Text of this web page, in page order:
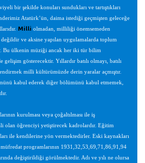
bir şekilde konuları sundukları ve tartıştıkları
Atatürk’ün, daima istediği geçmişten geleceğe
Milli olmadan, milliliği önemsemeden
ve aksine yapılan uygulamalarda toplum
Bu ülkenin müziği ancak her iki tür bilim
gelişim gösterecektir. Yıllardır batılı olmayı, batılı
milli kültürümüzde derin yaralar açmıştır.
kabul ederek diğer bölümünü kabul etmemek,
kurulması veya çoğaltılması ile iş
olan öğrenciyi yetiştirecek kadrolardır. Eğitim
ile kendilerine yön vermektedirler. Eski kaynakları
müfredat programlarının 1931,32,53,69,71,86,91,94
değiştirildiği görülmektedir. Adı ve yılı ne olursa